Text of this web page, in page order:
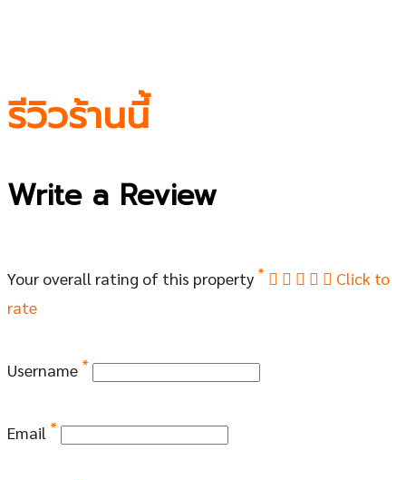
รีวิวร้านนี้
Write a Review
Your overall rating of this property *
Click to
rate
Username *
Email *